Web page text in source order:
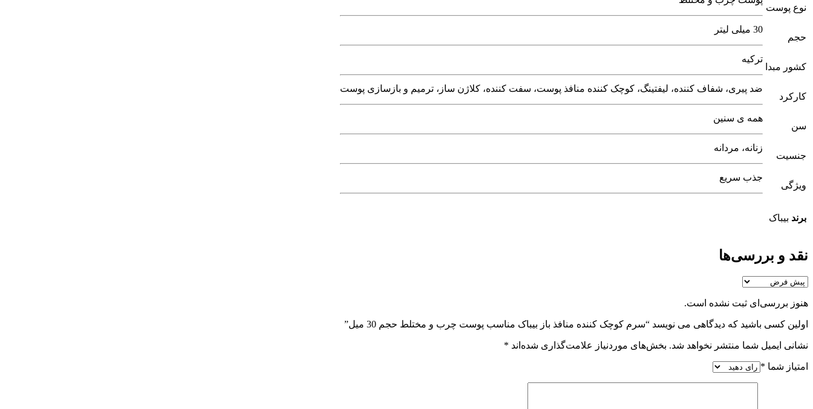
نوع پوست
حجم
30 میلی لیتر
کشور مبدا
ترکیه
کارکرد
ضد پیری، شفاف کننده، لیفتینگ، کوچک کننده منافذ پوست، سفت کننده، کلاژن ساز، ترمیم و بازسازی پوست
سن
همه ی سنین
جنسیت
زنانه، مردانه
ویژگی
جذب سریع
برند بیباک
نقد و بررسی‌ها
هنوز بررسی‌ای ثبت نشده است.
اولین کسی باشید که دیدگاهی می نویسد “سرم کوچک کننده منافذ باز بیباک مناسب پوست چرب و مختلط حجم 30 میل”
نشانی ایمیل شما منتشر نخواهد شد. بخش‌های موردنیاز علامت‌گذاری شده‌اند *
امتیاز شما *